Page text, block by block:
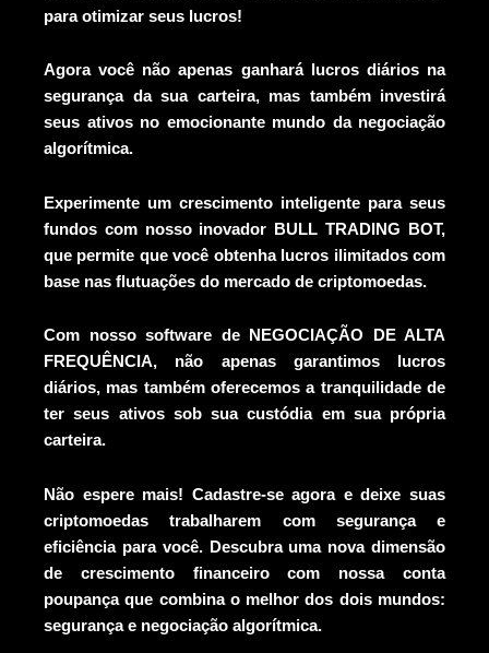
para otimizar seus lucros!
Agora você não apenas ganhará lucros diários na
segurança da sua carteira, mas também investirá
seus ativos no emocionante mundo da negociação
algorítmica.
Experimente um crescimento inteligente para seus
fundos com nosso inovador BULL TRADING BOT,
que permite que você obtenha lucros ilimitados com
base nas flutuações do mercado de criptomoedas.
Com nosso software de NEGOCIAÇÃO DE ALTA
FREQUÊNCIA, não apenas garantimos lucros
diários, mas também oferecemos a tranquilidade de
ter seus ativos sob sua custódia em sua própria
carteira.
Não espere mais! Cadastre-se agora e deixe suas
criptomoedas trabalharem com segurança e
eficiência para você. Descubra uma nova dimensão
de crescimento financeiro com nossa conta
poupança que combina o melhor dos dois mundos:
segurança e negociação algorítmica.